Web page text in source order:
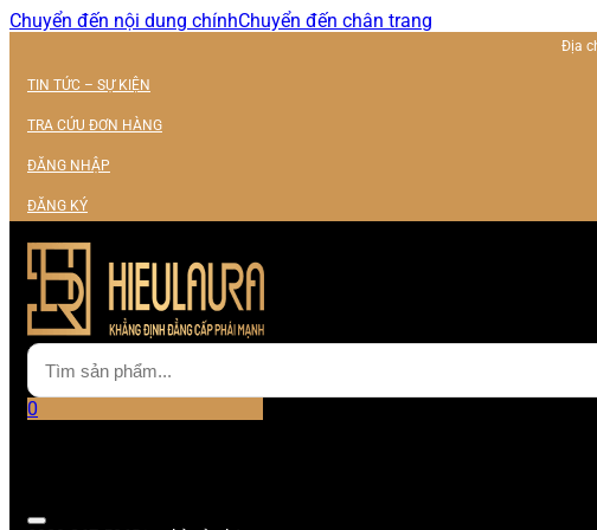
Chuyển đến nội dung chínhChuyển đến chân trang
Địa
TIN TỨC – SỰ KIỆN
TRA CỨU ĐƠN HÀNG
ĐĂNG NHẬP
ĐĂNG KÝ
0